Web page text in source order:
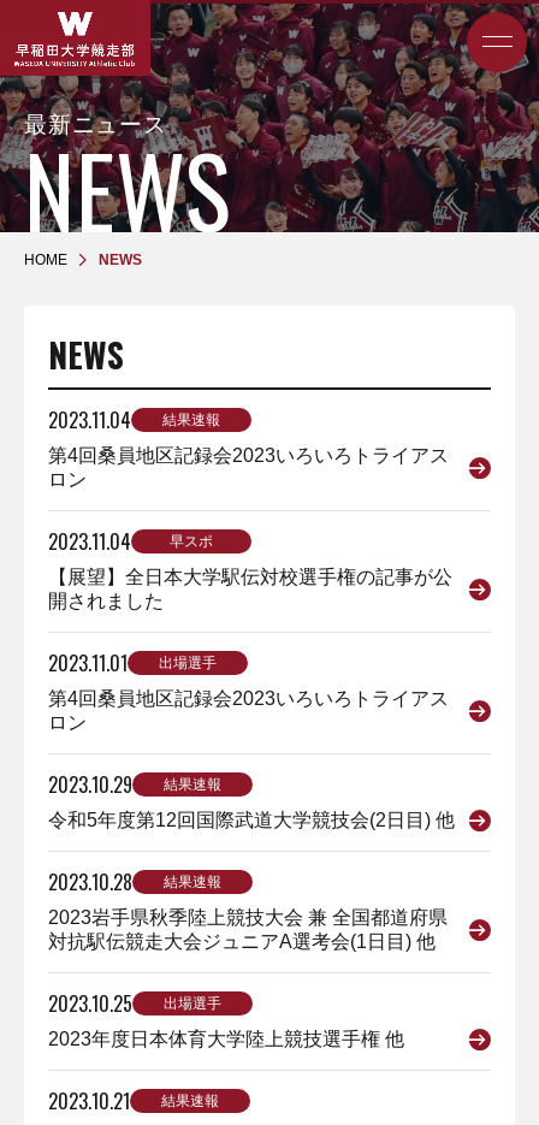
最新ニュース
HOME NEWS
NEWS
2023.11.04 結果速報
第4回桑員地区記録会2023いろいろトライアス
ロン
2023.11.04 早スポ
【展望】全日本大学駅伝対校選手権の記事が公
開されました
2023.11.01 出場選手
第4回桑員地区記録会2023いろいろトライアス
ロン
2023.10.29 結果速報
令和5年度第12回国際武道大学競技会(2日目) 他
2023.10.28 結果速報
2023岩手県秋季陸上競技大会 兼 全国都道府県
対抗駅伝競走大会ジュニアA選考会(1日目) 他
2023.10.25 出場選手
2023年度日本体育大学陸上競技選手権 他
2023.10.21 結果速報